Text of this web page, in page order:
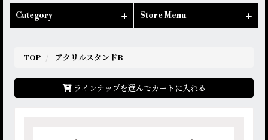
Category Store Menu
TOP アクリルスタンドB
ラインナップを選んでカートに入れる